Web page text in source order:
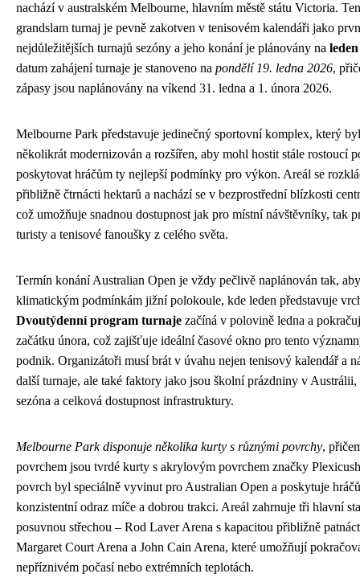
nachází v australském Melbourne, hlavním městě státu Victoria.
grandslam turnaj je pevně zakotven v tenisovém kalendáři jako
nejdůležitějších turnajů sezóny a jeho konání je plánovány na
datum zahájení turnaje je stanoveno na pondělí 19. ledna 2026,
zápasy jsou naplánovány na víkend 31. ledna a 1. února 2026.
Melbourne Park představuje jedinečný sportovní komplex, který
několikrát modernizován a rozšířen, aby mohl hostit stále rostoucí
poskytovat hráčům ty nejlepší podmínky pro výkon. Areál se
přibližně čtrnácti hektarů a nachází se v bezprostřední blízkosti
což umožňuje snadnou dostupnost jak pro místní návštěvníky, tak
turisty a tenisové fanoušky z celého světa.
Termín konání Australian Open je vždy pečlivě naplánován tak,
klimatickým podmínkám jižní polokoule, kde leden představuje
Dvoutýdenní program turnaje začíná v polovině ledna a
začátku února, což zajišťuje ideální časové okno pro tento
podnik. Organizátoři musí brát v úvahu nejen tenisový kalendář a
další turnaje, ale také faktory jako jsou školní prázdniny v Austrálii,
sezóna a celková dostupnost infrastruktury.
Melbourne Park disponuje několika kurty s různými povrchy,
povrchem jsou tvrdé kurty s akrylovým povrchem značky
povrch byl speciálně vyvinut pro Australian Open a poskytuje
konzistentní odraz míče a dobrou trakci. Areál zahrnuje tři hlavní
posuvnou střechou – Rod Laver Arena s kapacitou přibližně
Margaret Court Arena a John Cain Arena, které umožňují
nepříznivém počasí nebo extrémních teplotách.